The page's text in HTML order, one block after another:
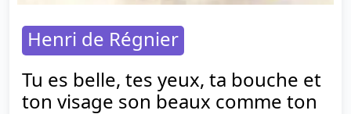
Henri de Régnier
Tu es belle, tes yeux, ta bouche et
ton visage son beaux comme ton